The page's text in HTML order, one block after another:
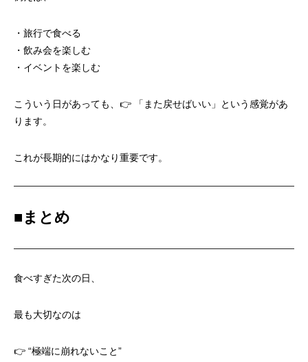
・旅行で食べる
・飲み会を楽しむ
・イベントを楽しむ
こういう日があっても、👉 「また戻せばいい」という感覚があ
ります。
これが長期的にはかなり重要です。
■ まとめ
食べすぎた次の日、
最も大切なのは
👉 “極端に崩れないこと”